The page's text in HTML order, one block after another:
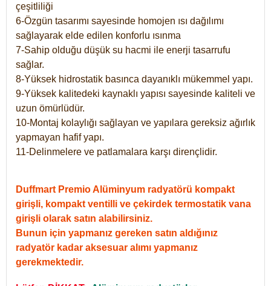
çeşitliliği
6-Özgün tasarımı sayesinde homojen ısı dağılımı
sağlayarak elde edilen konforlu ısınma
7-Sahip olduğu düşük su hacmi ile enerji tasarrufu
sağlar.
8-Yüksek hidrostatik basınca dayanıklı mükemmel yapı.
9-Yüksek kalitedeki kaynaklı yapısı sayesinde kaliteli ve
uzun ömürlüdür.
10-Montaj kolaylığı sağlayan ve yapılara gereksiz ağırlık
yapmayan hafif yapı.
11-Delinmelere ve patlamalara karşı dirençlidir.
Duffmart Premio Alüminyum radyatörü kompakt
girişli, kompakt ventilli ve çekirdek termostatik vana
girişli olarak satın alabilirsiniz.
Bunun için yapmanız gereken satın aldığınız
radyatör kadar aksesuar alımı yapmanız
gerekmektedir.